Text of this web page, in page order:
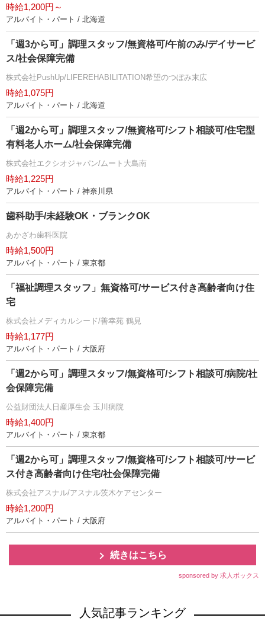
時給1,200円～
アルバイト・パート / 北海道
「週3から可」調理スタッフ/無資格可/午前のみ/デイサービ
ス/社会保障完備
株式会社PushUp/LIFEREHABILITATION希望のつぼみ末広
時給1,075円
アルバイト・パート / 北海道
「週2から可」調理スタッフ/無資格可/シフト相談可/住宅型
有料老人ホーム/社会保障完備
株式会社エクシオジャパン/ムート大島南
時給1,225円
アルバイト・パート / 神奈川県
歯科助手/未経験OK・ブランクOK
あかざわ歯科医院
時給1,500円
アルバイト・パート / 東京都
「福祉調理スタッフ」無資格可/サービス付き高齢者向け住
宅
株式会社メディカルシード/善幸苑 鶴見
時給1,177円
アルバイト・パート / 大阪府
「週2から可」調理スタッフ/無資格可/シフト相談可/病院/社
会保障完備
公益財団法人日産厚生会 玉川病院
時給1,400円
アルバイト・パート / 東京都
「週2から可」調理スタッフ/無資格可/シフト相談可/サービ
ス付き高齢者向け住宅/社会保障完備
株式会社アスナル/アスナル茨木ケアセンター
時給1,200円
アルバイト・パート / 大阪府
続きはこちら
sponsored by 求人ボックス
人気記事ランキング